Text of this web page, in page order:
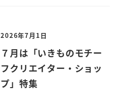
2026年7月1日
７月は「いきものモチー
フクリエイター・ショッ
プ」特集